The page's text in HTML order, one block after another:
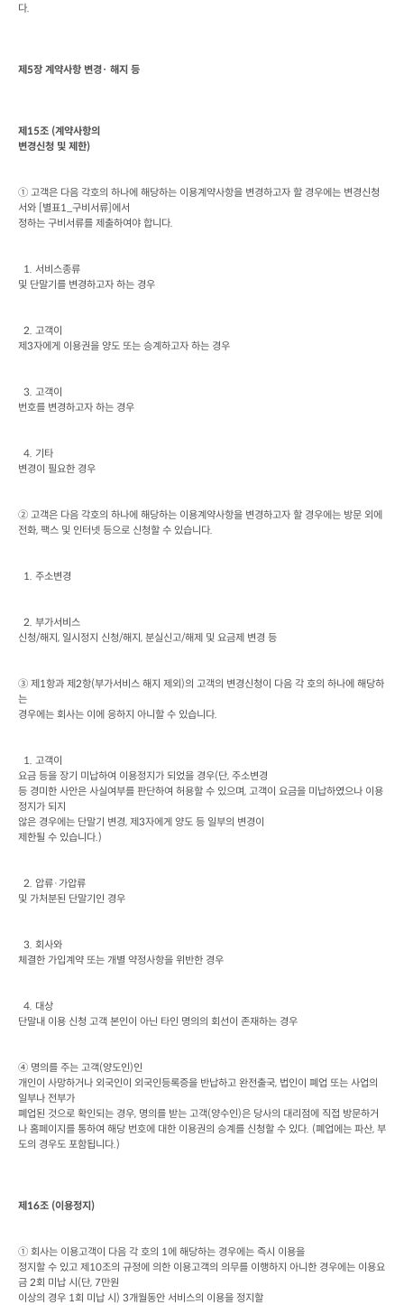
다.
제 5장 계약사항 변경· 해지 등
제 15조 (계약사항의
변경신청 및 제한)
① 고객은 다음 각호의 하나에 해당하는 이용계약사항을 변경하고자 할 경우에는 변경신청
서와 별표1_ 구비서류 에서
정하는 구비서류를 제출하여야 합니다.
  1.
서비스종류
및 단말기를 변경하고자 하는 경우
  2.
고객이
제 3자에게 이용권을 양도 또는 승계하고자 하는 경우
  3.
고객이
번호를 변경하고자 하는 경우
  4.
기타
변경이 필요한 경우
② 고객은 다음 각호의 하나에 해당하는 이용계약사항을 변경하고자 할 경우에는 방문 외에
전화, 팩스 및 인터넷 등으로 신청할 수 있습니다.
  1.
주소변경
  2.
부가서비스
신청/해지 , 일시정지 신청/해지 , 분실신고/해제 및 요금제 변경 등
③ 제 1항과 제 2항(부가서비스 해지 제외 )의 고객의 변경신청이 다음 각 호의 하나에 해당하
는
경우에는 회사는 이에 응하지 아니할 수 있습니다.
  1.
고객이
요금 등을 장기 미납하여 이용정지가 되었을 경우(단, 주소변경
등 경미한 사안은 사실여부를 판단하여 허용할 수 있으며, 고객이 요금을 미납하였으나 이용
정지가 되지
않은 경우에는 단말기 변경, 제 3자에게 양도 등 일부의 변경이
제한될 수 있습니다.)
  2.
압류·가압류
및 가처분된 단말기인 경우
  3.
회사와
체결한 가입계약 또는 개별 약정사항을 위반한 경우
  4.
대상
단말내 이용 신청 고객 본인이 아닌 타인 명의의 회선이 존재하는 경우
④ 명의를 주는 고객(양도인)인
개인이 사망하거나 외국인이 외국인등록증을 반납하고 완전출국, 법인이 폐업 또는 사업의
일부나 전부가
폐업된 것으로 확인되는 경우, 명의를 받는 고객(양수인)은 당사의 대리점에 직접 방문하거
나 홈페이지를 통하여 해당 번호에 대한 이용권의 승계를 신청할 수 있다. (폐업에는 파산, 부
도의 경우도 포함됩니다.)
제 16조 (이용정지 )
① 회사는 이용고객이 다음 각 호의 1에 해당하는 경우에는 즉시 이용을
정지할 수 있고 제 10조의 규정에 의한 이용고객의 의무를 이행하지 아니한 경우에는 이용요
금 2회 미납 시 (단, 7만원
이상의 경우 1회 미납 시 ) 3개월동안 서비스의 이용을 정지할